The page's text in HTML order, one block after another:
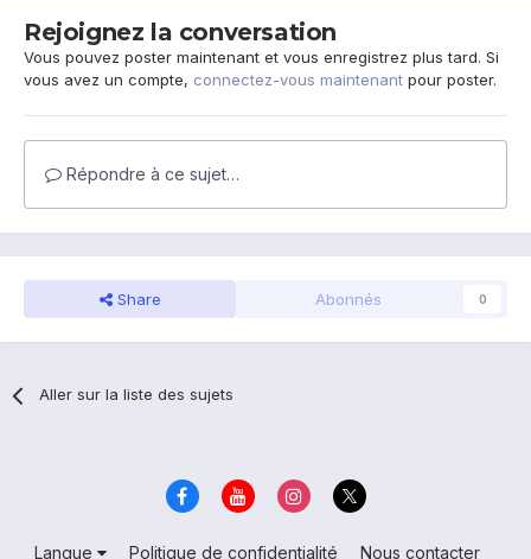
Rejoignez la conversation
Vous pouvez poster maintenant et vous enregistrez plus tard. Si
vous avez un compte, connectez-vous maintenant pour poster.
Répondre à ce sujet…
Share Abonnés 0
Aller sur la liste des sujets
Langue Politique de confidentialité Nous contacter